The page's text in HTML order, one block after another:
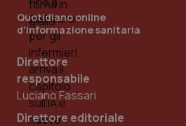
Quotidiano online
d'informazione sanitaria
Direttore
responsabile
Luciano Fassari
Direttore editoriale
PHPSESSID